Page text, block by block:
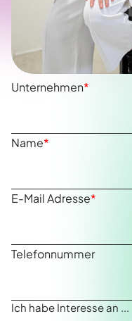
Unternehmen*
Name*
E-Mail Adresse*
Telefonnummer
Ich habe Interesse an ...